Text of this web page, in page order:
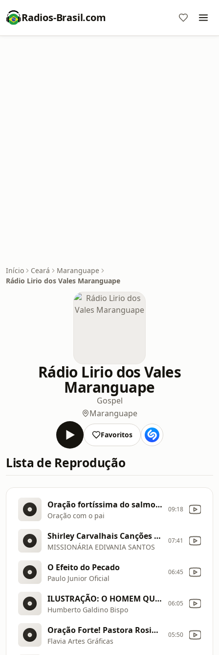
Radios-Brasil.com
Início Ceará
Maranguape
Rádio Lirio dos Vales Maranguape
Rádio Lirio dos Vales
Maranguape
Gospel
Maranguape
Favoritos
Lista de Reprodução
Oração fortíssima do salmo 91 com o pastor Ederson Vieira
Oração com o pai
09:18
Shirley Carvalhais Canções que Marcaram
MISSIONÁRIA EDIVANIA SANTOS
07:41
O Efeito do Pecado
Paulo Junior Oficial
06:45
ILUSTRAÇÃO: O HOMEM QUE QUERIA POSSUIR MUITAS TERRAS
Humberto Galdino Bispo
06:05
Oração Forte! Pastora Rosiane.
Flavia Artes Gráficas
05:50